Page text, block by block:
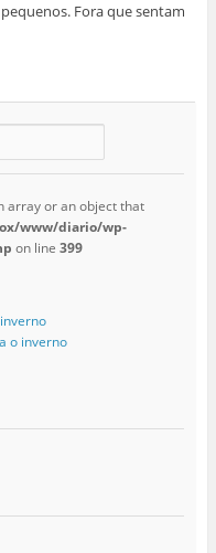
Fora que sentam
array or an object that
www/diario/wp-
on line 399
o inverno